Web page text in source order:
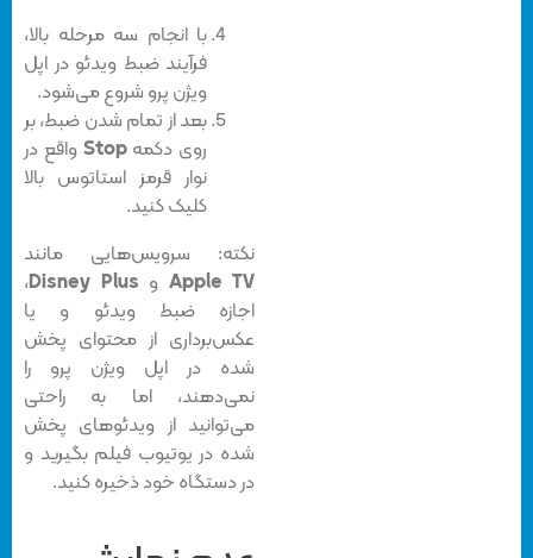
با انجام سه مرحله بالا،
فرآیند ضبط ویدئو در اپل
ویژن پرو شروع می‌شود.
بعد از تمام شدن ضبط، بر
روی دکمهStopواقع در
نوار قرمز استاتوس بالا
کلیک کنید.
نکته: سرویس‌هایی مانند
Apple TVوDisney Plus،
اجازه ضبط ویدئو و یا
عکس‌برداری از محتوای پخش
شده در اپل ویژن پرو را
نمی‌دهند، اما به راحتی
می‌توانید از ویدئوهای پخش
شده در یوتیوب فیلم بگیرید و
در دستگاه خود ذخیره کنید.